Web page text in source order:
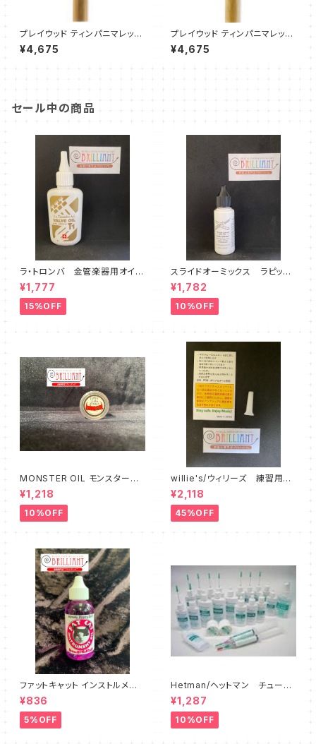
プレイウッド ティンパニマレット
【T11-MS フェルト材】
¥4,675
プレイウッド ティンパニマレット
【T11-MH フェルト材】
¥4,675
セール中の商品
ラ・トロンバ 金管楽器用オイ
ル T1・T2・T3
¥1,777
15%OFF
スライドオーミックス ラピット
コンフォート
¥1,782
10%OFF
MONSTER OIL モンスターオ
イル Tuning Slide Grease
¥1,218
10%OFF
willie's/ウィリーズ 練習用ミ
ュート Little Willie - sound
reducer
¥2,118
45%OFF
ファットキャット インストルメント
オイル FAT CAT Instrument
Oil
¥836
5%OFF
Hetman/ヘットマン チューニ
ングスライドグリス 8
¥1,287
10%OFF